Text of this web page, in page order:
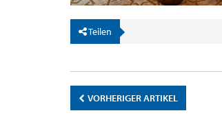
Teilen
VORHERIGER ARTIKEL